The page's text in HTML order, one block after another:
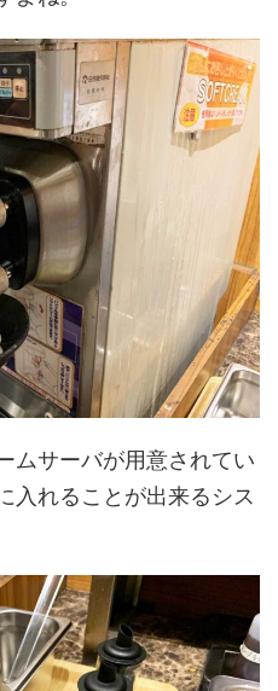
ムサーバが用意されてい
入れることが出来るシス